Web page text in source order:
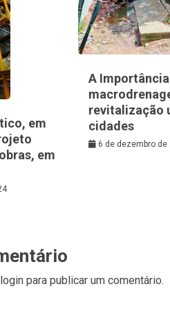
em
em
A
revitalização
cidades
6 de dezembro de
login para publicar um comentário.